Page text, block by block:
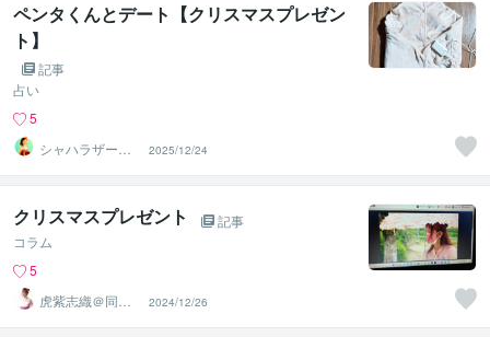
ペンタくんとデート【クリスマスプレゼン
ト】
記事
占い
5
シャハラザード
沙織
2025/12/24
クリスマスプレゼント
記事
コラム
5
虎紫志織＠同じ
目線の『駆け込
み寺』
2024/12/26